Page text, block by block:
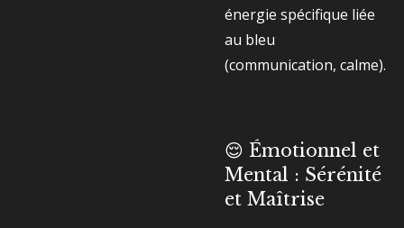
énergie spécifique liée
au bleu
(communication, calme).
😌 Émotionnel et
Mental : Sérénité
et Maîtrise